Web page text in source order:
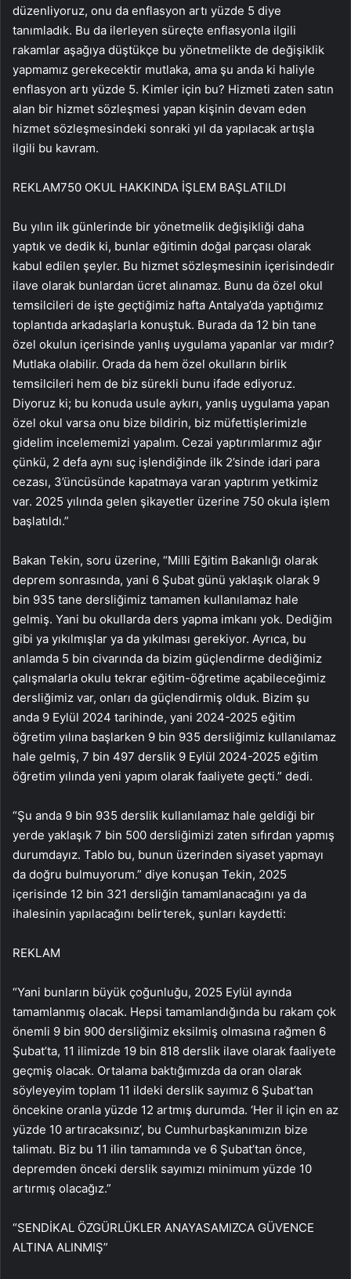
düzenliyoruz, onu da enflasyon artı yüzde 5 diye
tanımladık. Bu da ilerleyen süreçte enflasyonla ilgili
rakamlar aşağıya düştükçe bu yönetmelikte de değişiklik
yapmamız gerekecektir mutlaka, ama şu anda ki haliyle
enflasyon artı yüzde 5. Kimler için bu? Hizmeti zaten satın
alan bir hizmet sözleşmesi yapan kişinin devam eden
hizmet sözleşmesindeki sonraki yıl da yapılacak artışla
ilgili bu kavram.
REKLAM750 OKUL HAKKINDA İŞLEM BAŞLATILDI
Bu yılın ilk günlerinde bir yönetmelik değişikliği daha
yaptık ve dedik ki, bunlar eğitimin doğal parçası olarak
kabul edilen şeyler. Bu hizmet sözleşmesinin içerisindedir
ilave olarak bunlardan ücret alınamaz. Bunu da özel okul
temsilcileri de işte geçtiğimiz hafta Antalya’da yaptığımız
toplantıda arkadaşlarla konuştuk. Burada da 12 bin tane
özel okulun içerisinde yanlış uygulama yapanlar var mıdır?
Mutlaka olabilir. Orada da hem özel okulların birlik
temsilcileri hem de biz sürekli bunu ifade ediyoruz.
Diyoruz ki; bu konuda usule aykırı, yanlış uygulama yapan
özel okul varsa onu bize bildirin, biz müfettişlerimizle
gidelim incelememizi yapalım. Cezai yaptırımlarımız ağır
çünkü, 2 defa aynı suç işlendiğinde ilk 2’sinde idari para
cezası, 3’üncüsünde kapatmaya varan yaptırım yetkimiz
var. 2025 yılında gelen şikayetler üzerine 750 okula işlem
başlatıldı.”
Bakan Tekin, soru üzerine, “Milli Eğitim Bakanlığı olarak
deprem sonrasında, yani 6 Şubat günü yaklaşık olarak 9
bin 935 tane dersliğimiz tamamen kullanılamaz hale
gelmiş. Yani bu okullarda ders yapma imkanı yok. Dediğim
gibi ya yıkılmışlar ya da yıkılması gerekiyor. Ayrıca, bu
anlamda 5 bin civarında da bizim güçlendirme dediğimiz
çalışmalarla okulu tekrar eğitim-öğretime açabileceğimiz
dersliğimiz var, onları da güçlendirmiş olduk. Bizim şu
anda 9 Eylül 2024 tarihinde, yani 2024-2025 eğitim
öğretim yılına başlarken 9 bin 935 dersliğimiz kullanılamaz
hale gelmiş, 7 bin 497 derslik 9 Eylül 2024-2025 eğitim
öğretim yılında yeni yapım olarak faaliyete geçti.” dedi.
“Şu anda 9 bin 935 derslik kullanılamaz hale geldiği bir
yerde yaklaşık 7 bin 500 dersliğimizi zaten sıfırdan yapmış
durumdayız. Tablo bu, bunun üzerinden siyaset yapmayı
da doğru bulmuyorum.” diye konuşan Tekin, 2025
içerisinde 12 bin 321 dersliğin tamamlanacağını ya da
ihalesinin yapılacağını belirterek, şunları kaydetti:
REKLAM
“Yani bunların büyük çoğunluğu, 2025 Eylül ayında
tamamlanmış olacak. Hepsi tamamlandığında bu rakam çok
önemli 9 bin 900 dersliğimiz eksilmiş olmasına rağmen 6
Şubat’ta, 11 ilimizde 19 bin 818 derslik ilave olarak faaliyete
geçmiş olacak. Ortalama baktığımızda da oran olarak
söyleyeyim toplam 11 ildeki derslik sayımız 6 Şubat’tan
öncekine oranla yüzde 12 artmış durumda. ‘Her il için en az
yüzde 10 artıracaksınız’, bu Cumhurbaşkanımızın bize
talimatı. Biz bu 11 ilin tamamında ve 6 Şubat’tan önce,
depremden önceki derslik sayımızı minimum yüzde 10
artırmış olacağız.”
“SENDİKAL ÖZGÜRLÜKLER ANAYASAMIZCA GÜVENCE
ALTINA ALINMIŞ”